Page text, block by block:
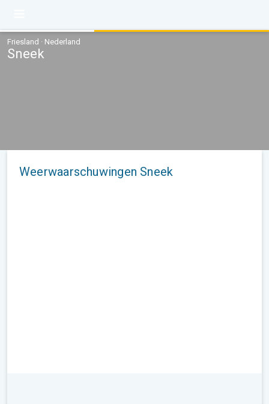
Friesland · Nederland
Sneek
Weerwaarschuwingen Sneek